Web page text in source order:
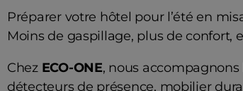
Préparer votre hôtel pour l’été en
Moins de gaspillage, plus de confort,
Chez ECO-ONE, nous
détecteurs de présence, mobilier